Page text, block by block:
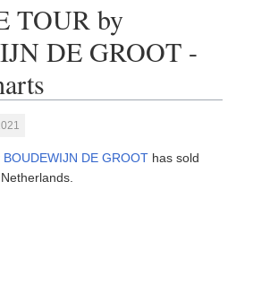
TOUR by
DE GROOT -
BOUDEWIJN DE GROOT has sold